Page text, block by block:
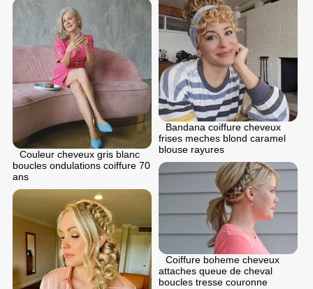
Bandana coiffure cheveux
frises meches blond caramel
blouse rayures
Couleur cheveux gris blanc
boucles ondulations coiffure 70
ans
Coiffure boheme cheveux
attaches queue de cheval
boucles tresse couronne